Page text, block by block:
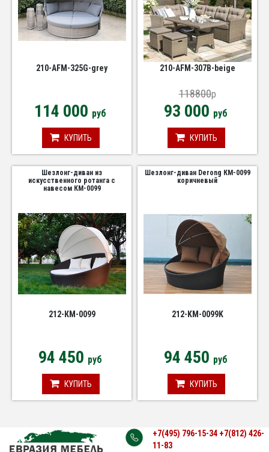
210-AFM-325G-grey
114 000 руб
КУПИТЬ
210-AFM-307B-beige
118800p
93 000 руб
КУПИТЬ
Шезлонг-диван из
искусственного ротанга с
навесом КМ-0099
212-КМ-0099
94 450 руб
КУПИТЬ
Шезлонг-диван Derong КМ-0099
коричневый
212-KM-0099K
94 450 руб
КУПИТЬ
+7(495) 796-15-34 +7(812) 426-
11-83